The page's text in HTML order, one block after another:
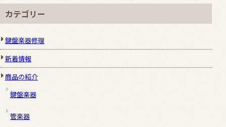
カテゴリー
鍵盤楽器修理
新着情報
商品の紹介
鍵盤楽器
管楽器